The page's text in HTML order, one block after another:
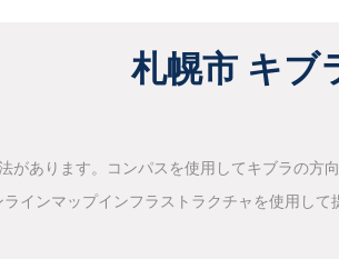
札幌市 キブ
があります。コンパスを使用してキブラの
インマップインフラストラクチャを使用し